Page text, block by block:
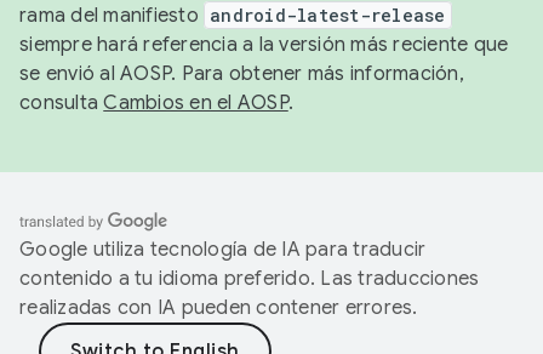
rama del manifiesto android-latest-release
siempre hará referencia a la versión más reciente que
se envió al AOSP. Para obtener más información,
consultaCambios en el AOSP.
Google utiliza tecnología de IA para traducir
contenido a tu idioma preferido. Las traducciones
realizadas con IA pueden contener errores.